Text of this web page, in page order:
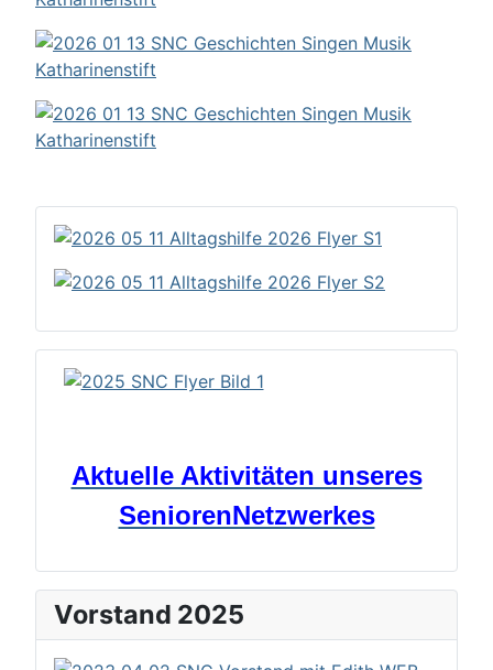
Aktuelle Aktivitäten unseres
SeniorenNetzwerkes
Vorstand 2025